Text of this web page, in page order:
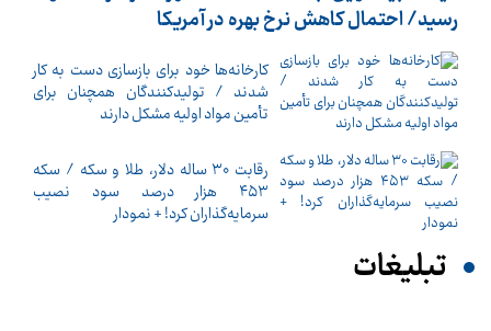
رسید/ احتمال کاهش نرخ بهره در آمریکا
کارخانه‌ها خود برای بازسازی دست به کار
شدند / تولیدکنندگان همچنان برای
تأمین مواد اولیه مشکل دارند
رقابت ۳۰ ساله دلار، طلا و سکه / سکه
۴۵۳ هزار درصد سود نصیب
سرمایه‌گذاران کرد! + نمودار
تبلیغات